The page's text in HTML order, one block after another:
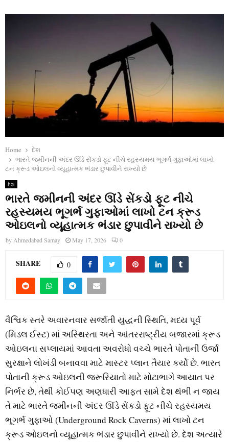
Home
દેશ
ભારતે જમીનની અંદર ઊંડે સેંકડો ફૂટ નીચે રહસ્યમય ભૂગર્ભ ગુફાઓમાં લાખો
ટન ક્રૂડ ઓઇલનો વ્યૂહાત્મક ભંડાર છુપાવીને રાખ્યો છે
દેશ
ભારતે જમીનની અંદર ઊંડે સેંકડો ફૂટ નીચે
રહસ્યમય ભૂગર્ભ ગુફાઓમાં લાખો ટન ક્રૂડ
ઓઇલનો વ્યૂહાત્મક ભંડાર છુપાવીને રાખ્યો છે
by Ahmedabad Samay May 17, 2026 0
SHARE 0
વૈશ્વિક સ્તરે અવારનવાર સર્જાતી યુદ્ધની સ્થિતિ, મધ્ય પૂર્વ
(મિડલ ઈસ્ટ) માં અસ્થિરતા અને આંતરરાષ્ટ્રીય બજારમાં ક્રૂડ
ઓઇલના સપ્લાયમાં આવતા અવરોધો વચ્ચે ભારતે પોતાની ઉર્જા
સુરક્ષાને લોખંડી બનાવવા માટે માસ્ટર પ્લાન તૈયાર કર્યો છે. ભારત
પોતાની ક્રૂડ ઓઇલની જરૂરિયાતો માટે મોટાભાગે આયાત પર
નિર્ભર છે, તેથી કોઈપણ અણધારી આફત સામે દેશ થંભી ન જાય
તે માટે ભારતે જમીનની અંદર ઊંડે સેંકડો ફૂટ નીચે રહસ્યમય
ભૂગર્ભ ગુફાઓ (Underground Rock Caverns) માં લાખો ટન
ક્રૂડ ઓઇલનો વ્યૂહાત્મક ભંડાર છુપાવીને રાખ્યો છે. દેશ અત્યારે